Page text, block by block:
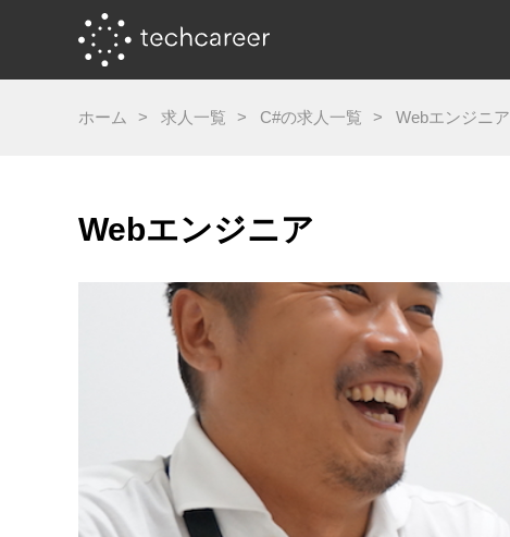
ホーム 求人一覧 C#の求人一覧 Webエンジニア
Webエンジニア